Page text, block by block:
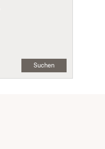
Suchen